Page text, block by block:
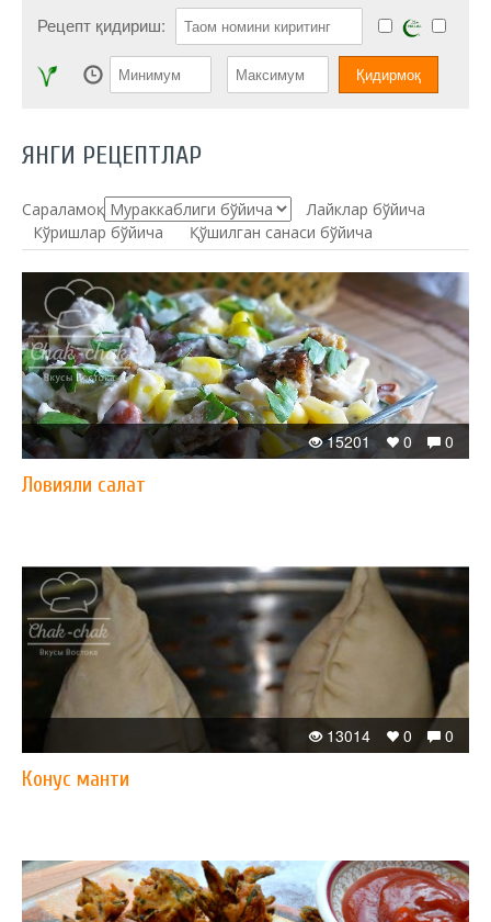
Рецепт қидириш:
ЯНГИ РЕЦЕПТЛАР
Сараламоқ:
Лайклар бўйича
Кўришлар бўйича
Қўшилган санаси бўйича
0
0
15201
Ловияли салат
0
0
13014
Конус манти